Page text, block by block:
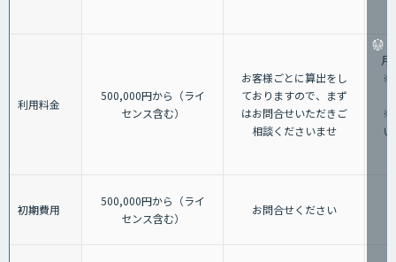
利用料金
500,000円から（ライ
センス含む）
お客様ごとに算出をし
ておりますので、まず
はお問合せいただきご
相談くださいませ
月
※
※
初期費用
500,000円から（ライ
センス含む）
お問合せください